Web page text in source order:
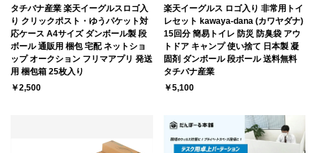
タチバナ産業 楽天イーグルスロゴ入
り クリックポスト・ゆうパケット対
応ケース A4サイズ ダンボール製 段
ボール 通販用 梱包 宅配 ネットショ
ップ オークション フリマアプリ 発送
用 梱包箱 25枚入り
￥2,500
楽天イーグルス ロゴ入り 非常用トイ
レセット kawaya-dana (カワヤダナ)
15回分 簡易トイレ 防災 防臭袋 アウ
トドア キャンプ 使い捨て 日本製 凝
固剤 ダンボール 段ボール 送料無料
タチバナ産業
￥5,100